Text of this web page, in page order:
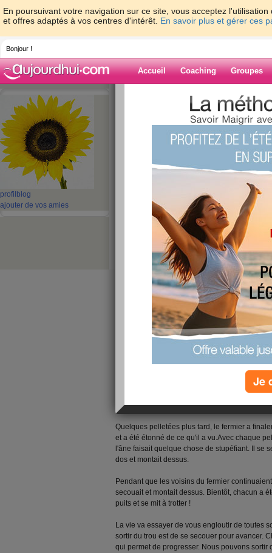
En poursuivant votre navigation sur ce site, vous acceptez
et offres adaptés à vos centres d'intérêt. En savoir plus et gérer ces
Bonjour !
Accueil Coaching Groupes
profil blog
ajouter de vos amies
> > Un peu
Blog de
Un peu de
Bonjour à toutes,
Eh oui, je sais je ne viens pas souvent vous
pas. Mais que c'est prenant une vie de
trop courtes!
Voici une petite anedote qui devrait vous
Un jour, l'âne d'un fermier est tombé dans un
pitoyablement pendant des heures,et le
Finalement, il a décidé que l'animal était
ce n'était pas rentable pour lui de
Il a invité tous ses voisins à venir et à l'aider.
Au début, l'âne a réalisé ce qui se produisait et
Puis, à la stupéfaction de chacun, il s'est tu..
Quelques pelletées plus tard, le fermier a
et a été étonné de ce qu'il a vu.Avec chaque
l'âne faisait quelque chose de stupéfiant. Il se
dos et montait dessus.
Pendant que les voisins du fermier
secouait et montait dessus. Bientôt, chacun a
puits et se mit à trotter !
La vie va essayer de vous engloutir de toutes
sortir du trou est de se secouer pour avancer.
qui permet de progresser. Nous pouvons sortir
Je